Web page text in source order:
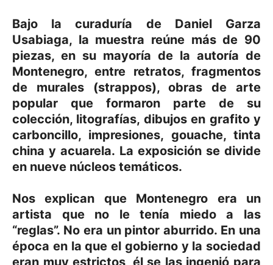
Bajo la curaduría de Daniel Garza
Usabiaga, la muestra reúne más de 90
piezas, en su mayoría de la autoría de
Montenegro, entre retratos, fragmentos
de murales (strappos), obras de arte
popular que formaron parte de su
colección, litografías, dibujos en grafito y
carboncillo, impresiones, gouache, tinta
china y acuarela. La exposición se divide
en nueve núcleos temáticos.
Nos explican que Montenegro era un
artista que no le tenía miedo a las
“reglas”. No era un pintor aburrido. En una
época en la que el gobierno y la sociedad
eran muy estrictos, él se las ingenió para